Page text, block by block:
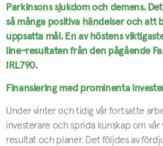
Parkinsons sjukdom och demens.
så många positiva händelser och att
uppsatta mål. En av höstens
line-resultaten från den pågående
IRL790.
Finansiering med prominenta
Under vinter och tidig vår fortsatte
in­vesterare och sprida kunskap om
resultat och planer. Det följdes av